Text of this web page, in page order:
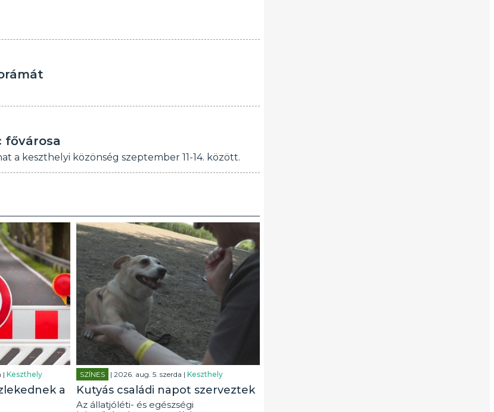
fővárosa
a keszthelyi közönség szeptember 11-14. között.
| Keszthely
a
SZÍNES | 2026. aug. 5. szerda | Keszthely
Kutyás családi napot szerveztek
Az állatjóléti- és egészségi